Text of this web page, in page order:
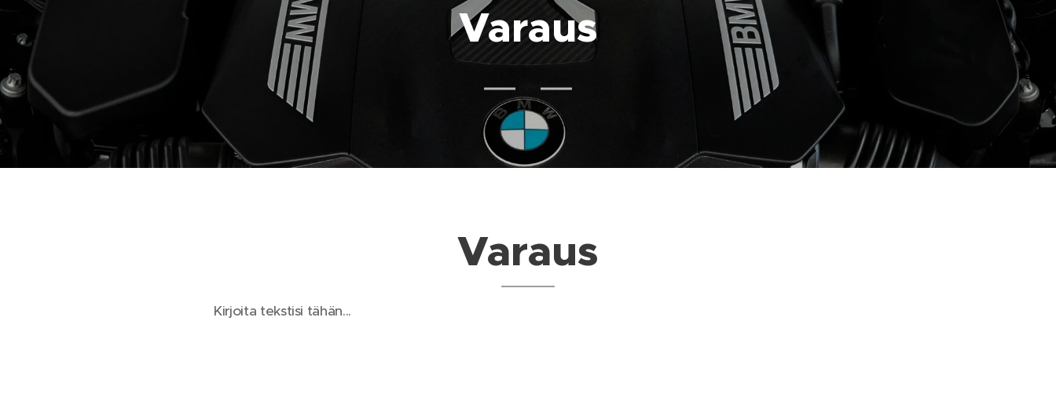
Varaus
Varaus
Kirjoita tekstisi tähän...